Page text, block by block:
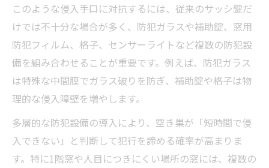
後付け格子と防犯設備を活かす工夫
防犯設備で叶える一階窓の安心対策
防犯設備で一階窓の侵入リスクを最小化
一階窓におすすめの防犯設備徹底ガイド
防犯設備で戸建て一階窓の安全性アップ
防犯設備と目隠し効果の相乗活用法
後付け防犯設備で一階の安心を実現
後付け防犯グッズを使った窓の防御力強化
このような侵入手口に対抗するには、従来のサッシ鍵だ
けでは不十分な場合が多く、防犯ガラスや補助錠、窓用
防犯フィルム、格子、センサーライトなど複数の防犯設
備を組み合わせることが重要です。例えば、防犯ガラス
は特殊な中間膜でガラス破りを防ぎ、補助錠や格子は物
理的な侵入障壁を増やします。
多層的な防犯設備の導入により、空き巣が「短時間で侵
入できない」と判断して犯行を諦める確率が高まりま
す。特に1階窓や人目につきにくい場所の窓には、複数の